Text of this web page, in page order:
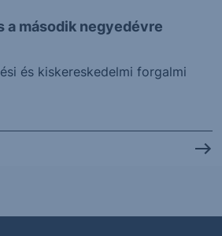
a második negyedévre
és kiskereskedelmi forgalmi